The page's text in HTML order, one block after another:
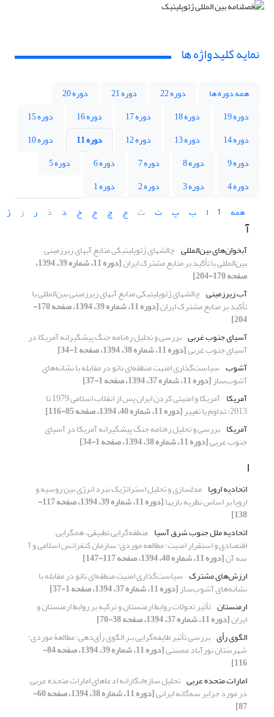
نمایه کلیدواژه ها
همه دوره ها دوره 22 دوره 21
دوره 20
دوره 19
دوره 18 دوره 17 دوره 16
دوره 15
دوره 14
دوره 13 دوره 12 دوره 11
دوره 10
دوره 9
دوره 8 دوره 7 دوره 6
دوره 5
دوره 4
دوره 3 دوره 2
دوره 1
همه
آ ا ب پ ت ث ج چ ح خ د ذ ر ز ژ
آ
آبخوان‌‌های بین‌المللی چالشهای ژئوپلیتیکی منابع آبهای زیرزمینی
بین‌المللی با تأکید بر منابع مشترک ایران [دوره 11، شماره 39، 1394،
صفحه 170-204]
آب زیرزمینی چالشهای ژئوپلیتیکی منابع آبهای زیرزمینی بین‌المللی با
تأکید بر منابع مشترک ایران [دوره 11، شماره 39، 1394، صفحه 170-
204]
آسیای جنوب غربی بررسی و تحلیل ره‌نامه جنگ پیشگیرانه آمریکا در
آسیای جنوب غربی[دوره 11، شماره 38، 1394، صفحه 1-34]
آشوب سیاست‌گذاری امنیت منطقه‌ای ناتو در مقابله با نشانه‌های
آشوب‌ساز[دوره 11، شماره 37، 1394، صفحه 1-37]
آمریکا
آمریکا و امنیتی کردن ایران پس از انقلاب اسلامی 1979 تا
2013؛ تداوم یا تغییر
[دوره 11، شماره 40، 1394، صفحه 85-116]
آمریکا بررسی و تحلیل ره‌نامه جنگ پیشگیرانه آمریکا در آسیای
جنوب غربی[دوره 11، شماره 38، 1394، صفحه 1-34]
ا
اتحادیه اروپا مدلسازی و تحلیل استراتژیک نبرد انرژی بین روسیه و
اروپا بر اساس نظریه بازیها [دوره 11، شماره 39، 1394، صفحه 117-
138]
اتحادیه ملل جنوب شرق آسیا منطقه‌گرایی تطبیقی، همگرایی
اقتصادی و استقرار امنیت؛ مطالعه موردی: سازمان کنفرانس اسلامی و آ
سه آن[دوره 11، شماره 40، 1394، صفحه 117-147]
ارزش‌های مشترک سیاست‌گذاری امنیت منطقه‌ای ناتو در مقابله با
نشانه‌های آشوب‌ساز[دوره 11، شماره 37، 1394، صفحه 1-37]
ارمنستان تأثیر تحولات روابط ارمنستان و ترکیه بر روابط ارمنستان و
ایران[دوره 11، شماره 37، 1394، صفحه 38-70]
الگوی رأی بررسی تأثیر طایفه‌گرایی بـر الگوی رأی‌دهی؛ مطالعة موردی:
شهرستان نورآباد ممسنی [دوره 11، شماره 39، 1394، صفحه 84-
116]
امارات متحده عربی تحلیل سازه‌انگارانه ادعاهای امارات متحده عربی
در مورد جزایر سه‌گانه ایرانی [دوره 11، شماره 38، 1394، صفحه 60-
87]